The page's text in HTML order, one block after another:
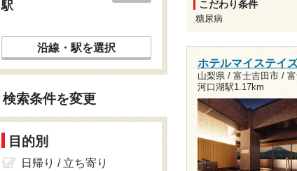
こだわり条件
糖尿病
ホテルマイステイ
山梨県 / 富士吉田市 /
河口湖駅1.17km
駅
沿線・駅を選択
検索条件を変更
目的別
日帰り / 立ち寄り